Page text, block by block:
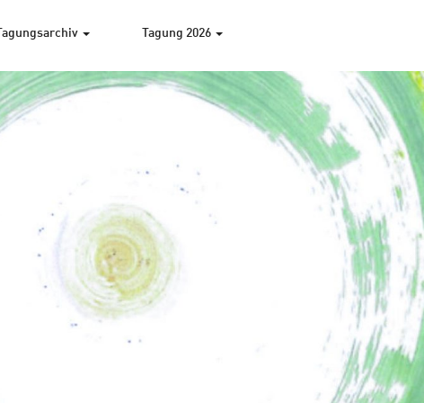
Tagungsarchiv Tagung 2026